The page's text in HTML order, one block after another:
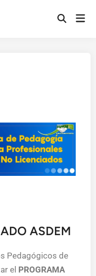
ASDEM
Pedagógicos de
el PROGRAMA